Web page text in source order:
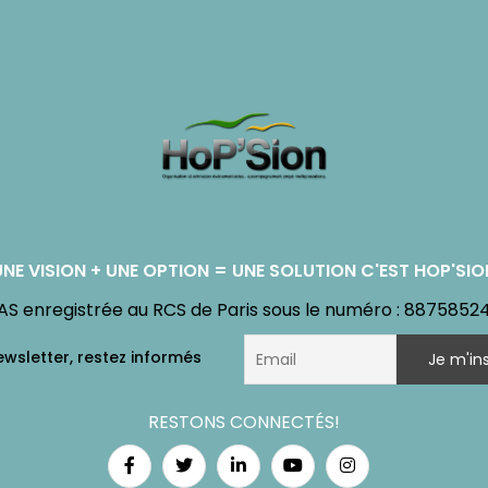
VISION + UNE OPTION = UNE SOLUTION C'EST
enregistrée au RCS de Paris sous le numéro :
RESTONS CONNECTÉS!